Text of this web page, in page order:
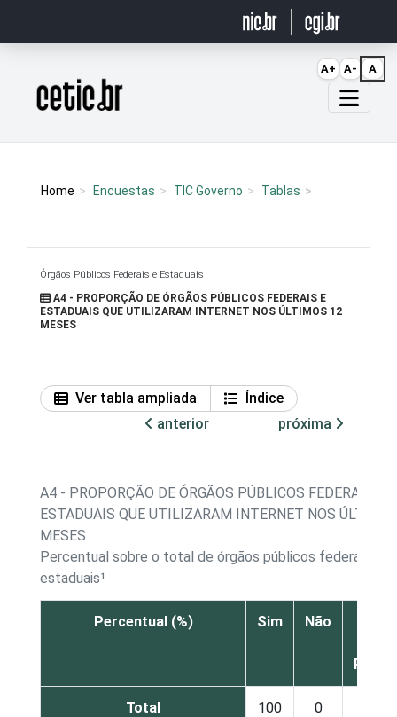
Página inicial
Home Encuestas TIC Governo Tablas
Órgãos Públicos Federais e Estaduais
A4 - PROPORÇÃO DE ÓRGÃOS PÚBLICOS FEDERAIS E
ESTADUAIS QUE UTILIZARAM INTERNET NOS ÚLTIMOS 12
MESES
Ver tabla ampliada
Índice
anterior
próxima
A4 - PROPORÇÃO DE ÓRGÃOS PÚBLICOS FEDERAIS E
ESTADUAIS QUE UTILIZARAM INTERNET NOS
MESES
Percentual sobre o total de órgãos públicos federais e
estaduais¹
Percentual (%) Sim Não
Total 100 0
A+ A- A